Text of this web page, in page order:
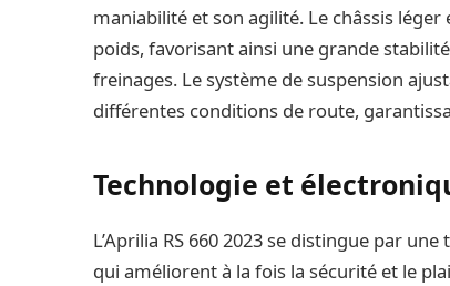
maniabilité et son agilité. Le châssis
poids, favorisant ainsi une grande
freinages. Le système de suspension
différentes conditions de route,
Technologie et
L’Aprilia RS 660 2023 se distingue par
qui améliorent à la fois la sécurité et le